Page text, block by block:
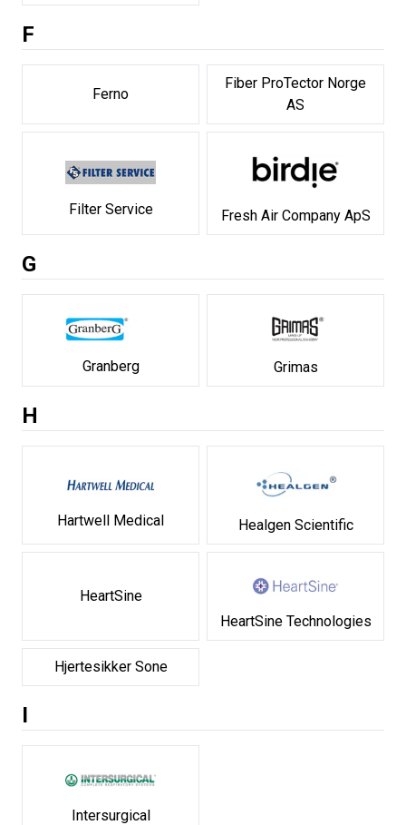
F
Ferno
Fiber ProTector Norge
AS
Filter Service Fresh Air Company ApS
G
Granberg Grimas
H
Hartwell Medical Healgen Scientific
HeartSine
HeartSine Technologies
Hjertesikker Sone
I
Intersurgical